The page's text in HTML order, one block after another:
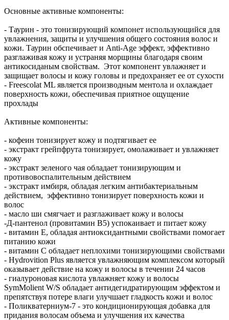
Основные активные компоненты:
- Таурин - это тонизирующий компонет использующийся для
увлажнения, защиты и улучшения общего состояния волос и
кожи. Таурин обспечивает и Anti-Age эффект, эффективно
разглаживая кожу и устраняя морщины благодаря своим
антикосиданым свойствам. Этот компонент увлажняет и
защищает волосы и кожу головы и предохраняет ее от сухости
- Freescolat ML является производным ментола и охлаждает
поверхность кожи, обеспечивая приятное ощущение
прохлады
Активные компоненты:
- кофеин тонизирует кожу и подтягивает ее
- экстракт грейпфрута тонизирует, омолаживает и увлажняет
кожу
- экстракт зеленого чая обладает тонизирующим и
противовоспалительным действием
- экстракт имбиря, обладая легким антибактериальным
действием, эффективно тонизирует поверхность кожи и
волос
- масло ши смягчает и разглаживает кожу и волосы
-Д-пантенол (провитамин В5) успокаивает и питает кожу
- витамин Е, обладая антиоксидантными свойствами помогает
питанию кожи
- витамин С обладает неплохими тонизирующими свойствами
- Hydrovition Plus является увлажняющим комплексом который
оказывает действие на кожу и волосы в течении 24 часов
- гиалуроновая кислота увлажняет кожу и волосы
SymMolient W/S обладает антидегидратирующим эффектом и
препятствуя потере влаги улучшает гладкость кожи и волос
- Поликватерниум-7 - это кондиционирующая добавка для
придания волосам объема и улучшения их качества